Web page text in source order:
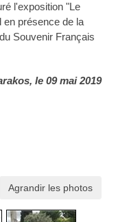
l'exposition "Le
en présence de la
Souvenir Français
, le 09 mai 2019
Agrandir les photos